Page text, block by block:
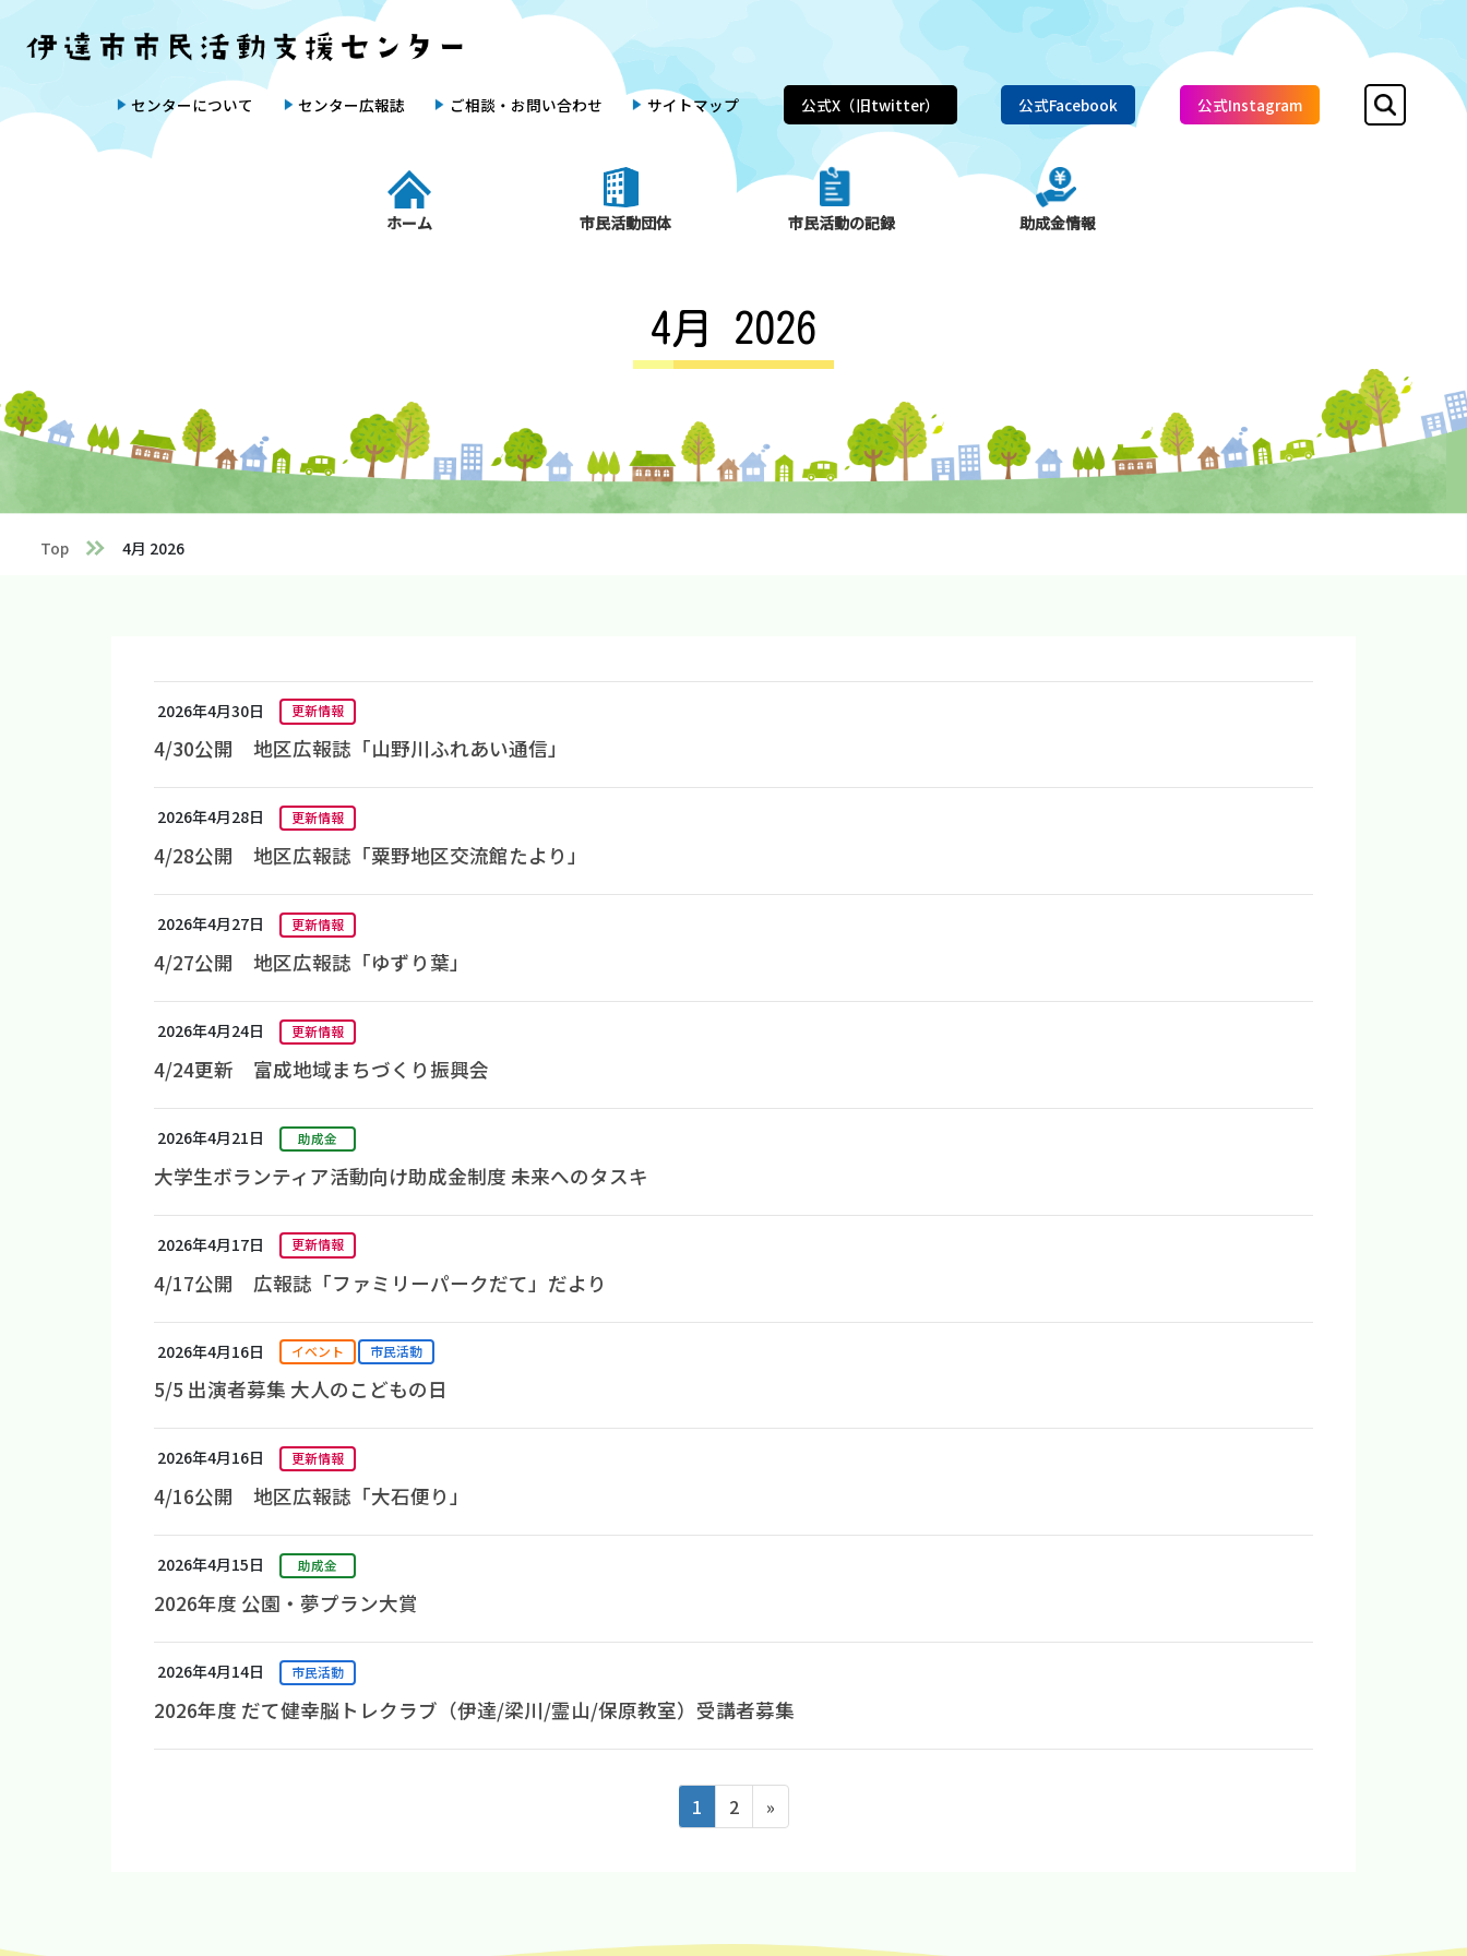
センターについて センター広報誌 ご相談・お問い合わせ サイトマップ 公式X（旧twitter） 公式Facebook 公式Instagram
ホーム 市民活動団体 市民活動の記録 助成金情報
4月 2026
Top 4月 2026
2026年4月30日 更新情報
4/30公開 地区広報誌「山野川ふれあい通信」
2026年4月28日 更新情報
4/28公開 地区広報誌「粟野地区交流館たより」
2026年4月27日 更新情報
4/27公開 地区広報誌「ゆずり葉」
2026年4月24日 更新情報
4/24更新 富成地域まちづくり振興会
2026年4月21日 助成金
大学生ボランティア活動向け助成金制度 未来へのタスキ
2026年4月17日 更新情報
4/17公開 広報誌「ファミリーパークだて」だより
2026年4月16日 イベント 市民活動
5/5 出演者募集 大人のこどもの日
2026年4月16日 更新情報
4/16公開 地区広報誌「大石便り」
2026年4月15日 助成金
2026年度 公園・夢プラン大賞
2026年4月14日 市民活動
2026年度 だて健幸脳トレクラブ（伊達/梁川/霊山/保原教室）受講者募集
Page
1 Page
2 »